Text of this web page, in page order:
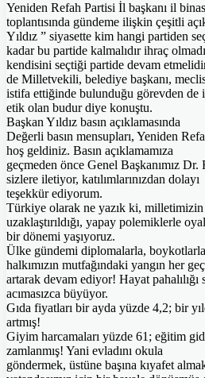
Yeniden Refah Partisi İl başkanı il
toplantısında gündeme ilişkin çeşitli
Yıldız ” siyasette kim hangi partiden
kadar bu partide kalmalıdır ihraç
kendisini seçtiği partide devam
de Milletvekili, belediye başkanı,
istifa ettiğinde bulunduğu görevden de
etik olan budur diye konuştu.
Başkan Yıldız basın açıklamasında
Değerli basın mensupları, Yeniden
hoş geldiniz. Basın açıklamamıza
geçmeden önce Genel Başkanımız Dr.
sizlere iletiyor, katılımlarınızdan dolayı
teşekkür ediyorum.
Türkiye olarak ne yazık ki,
uzaklaştırıldığı, yapay polemiklerle
bir dönemi yaşıyoruz.
Ülke gündemi diplomalarla,
halkımızın mutfağındaki yangın her
artarak devam ediyor! Hayat pahalılığı
acımasızca büyüyor.
Gıda fiyatları bir ayda yüzde 4,2; bir
artmış!
Giyim harcamaları yüzde 61; eğitim
zamlanmış! Yani evladını okula
göndermek, üstüne başına kıyafet